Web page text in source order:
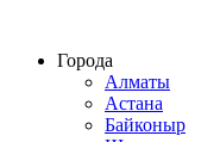
Города
Алматы
Астана
Байконыр